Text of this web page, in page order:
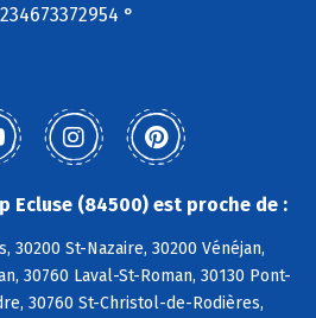
°
Ecluse (84500) est proche de :
30200 St-Nazaire, 30200 Vénéjan,
30760 Laval-St-Roman, 30130 Pont-
30760 St-Christol-de-Rodières,